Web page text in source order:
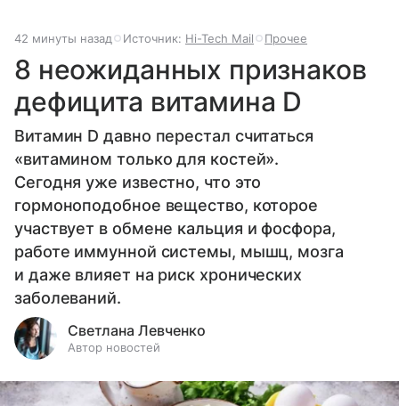
42 минуты назад Источник: Hi-Tech Mail Прочее
8 неожиданных признаков
дефицита витамина D
Витамин D давно перестал считаться
«витамином только для костей».
Сегодня уже известно, что это
гормоноподобное вещество, которое
участвует в обмене кальция и фосфора,
работе иммунной системы, мышц, мозга
и даже влияет на риск хронических
заболеваний.
Светлана Левченко
Автор новостей